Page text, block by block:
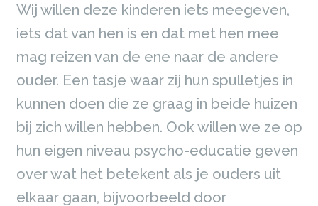
Wij willen deze kinderen iets meegeven,
iets dat van hen is en dat met hen mee
mag reizen van de ene naar de andere
ouder. Een tasje waar zij hun spulletjes in
kunnen doen die ze graag in beide huizen
bij zich willen hebben. Ook willen we ze op
hun eigen niveau psycho-educatie geven
over wat het betekent als je ouders uit
elkaar gaan, bijvoorbeeld door